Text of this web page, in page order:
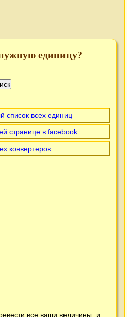
единицу?
список всех единиц
странице в facebook
конвертеров
все ваши величины, и